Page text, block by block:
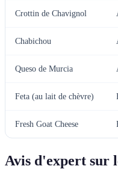
Crottin de Chavignol
Chabichou
Queso de Murcia
Feta (au lait de chèvre)
Fresh Goat Cheese
Avis d'expert sur